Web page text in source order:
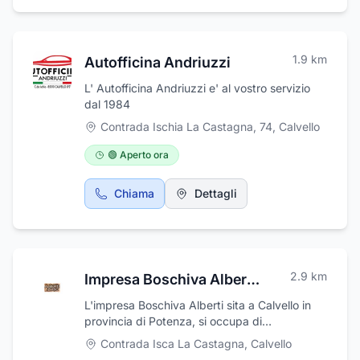
armonioso e di alto livello. Il Centro
prestigiose e con una lunga tradizione.
Autofficina Andriuzzi 1.9 km
L' Autofficina Andriuzzi e' al vostro servizio
dal 1984
Contrada Ischia La Castagna, 74, Calvello
🟢 Aperto ora
Chiama Dettagli
Impresa Boschiva Alberti - Legna da Ardere Ilario Alberti 2.9 km
L'impresa Boschiva Alberti sita a Calvello in
provincia di Potenza, si occupa di
disboscamento, di commercio della legna da
ardere e lavorazione articoli in legno sia per
Contrada Isca La Castagna, Calvello